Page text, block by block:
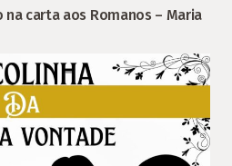
carta aos Romanos – Maria